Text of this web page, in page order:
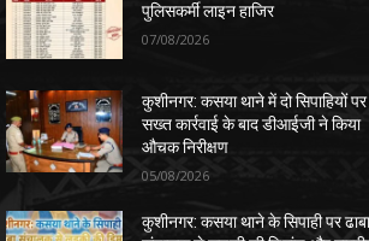
पुलिसकर्मी लाइन हाजिर
07/08/2026
कुशीनगर: कसया थाने में दो सिपाहियों पर
सख्त कार्रवाई के बाद डीआईजी ने किया
औचक निरीक्षण
05/08/2026
कुशीनगर: कसया थाने के सिपाही पर